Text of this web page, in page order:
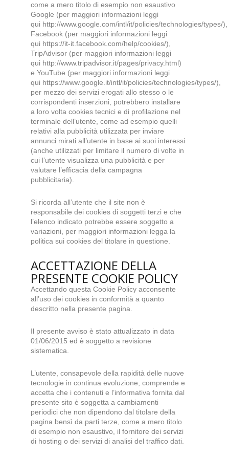
come a mero titolo di esempio non esaustivo
Google (per maggiori informazioni leggi
qui http://www.google.com/intl/it/policies/technologies/types/),
Facebook (per maggiori informazioni leggi
qui https://it-it.facebook.com/help/cookies/),
TripAdvisor (per maggiori informazioni leggi
qui http://www.tripadvisor.it/pages/privacy.html)
e YouTube (per maggiori informazioni leggi
qui https://www.google.it/intl/it/policies/technologies/types/),
per mezzo dei servizi erogati allo stesso o le
corrispondenti inserzioni, potrebbero installare
a loro volta cookies tecnici e di profilazione nel
terminale dell’utente, come ad esempio quelli
relativi alla pubblicità utilizzata per inviare
annunci mirati all’utente in base ai suoi interessi
(anche utilizzati per limitare il numero di volte in
cui l’utente visualizza una pubblicità e per
valutare l’efficacia della campagna
pubblicitaria).
Si ricorda all’utente che il site non è
responsabile dei cookies di soggetti terzi e che
l’elenco indicato potrebbe essere soggetto a
variazioni, per maggiori informazioni legga la
politica sui cookies del titolare in questione.
ACCETTAZIONE DELLA
PRESENTE COOKIE POLICY
Accettando questa Cookie Policy acconsente
all’uso dei cookies in conformità a quanto
descritto nella presente pagina.
Il presente avviso è stato attualizzato in data
01/06/2015 ed è soggetto a revisione
sistematica.
L’utente, consapevole della rapidità delle nuove
tecnologie in continua evoluzione, comprende e
accetta che i contenuti e l’informativa fornita dal
presente sito è soggetta a cambiamenti
periodici che non dipendono dal titolare della
pagina bensì da parti terze, come a mero titolo
di esempio non esaustivo, il fornitore dei servizi
di hosting o dei servizi di analisi del traffico dati.